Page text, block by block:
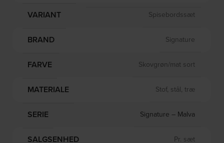
VARIANT Spisebordssæt
BRAND Signature
FARVE Skovgrøn/mat sort
MATERIALE Stof, stål, træ
SERIE Signature – Malva
SALGSENHED Pr. sæt